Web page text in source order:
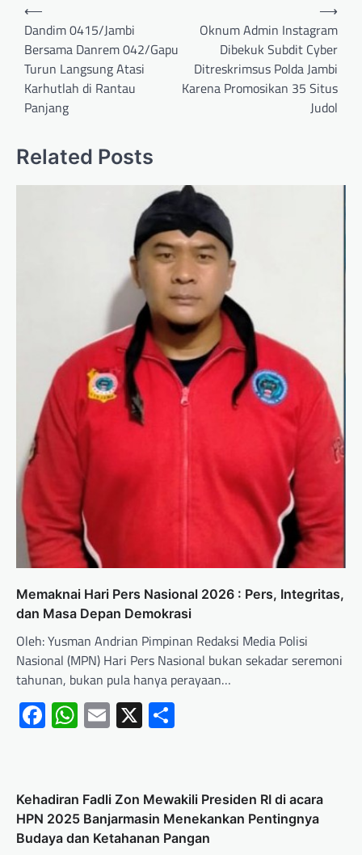
⟵
Dandim 0415/Jambi
Bersama Danrem 042/Gapu
Turun Langsung Atasi
Karhutlah di Rantau
Panjang
Oknum Admin Instagram
Dibekuk Subdit Cyber
Ditreskrimsus Polda Jambi
Karena Promosikan 35 Situs
Judol
⟶
Related Posts
Memaknai Hari Pers Nasional 2026 : Pers, Integritas,
dan Masa Depan Demokrasi
Oleh: Yusman Andrian Pimpinan Redaksi Media Polisi
Nasional (MPN) Hari Pers Nasional bukan sekadar seremoni
tahunan, bukan pula hanya perayaan…
Facebook
WhatsApp
Email
X
Kehadiran Fadli Zon Mewakili Presiden RI di acara
HPN 2025 Banjarmasin Menekankan Pentingnya
Budaya dan Ketahanan Pangan